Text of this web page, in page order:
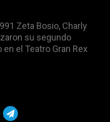
Zeta Bosio, Charly
su segundo
el Teatro Gran Rex